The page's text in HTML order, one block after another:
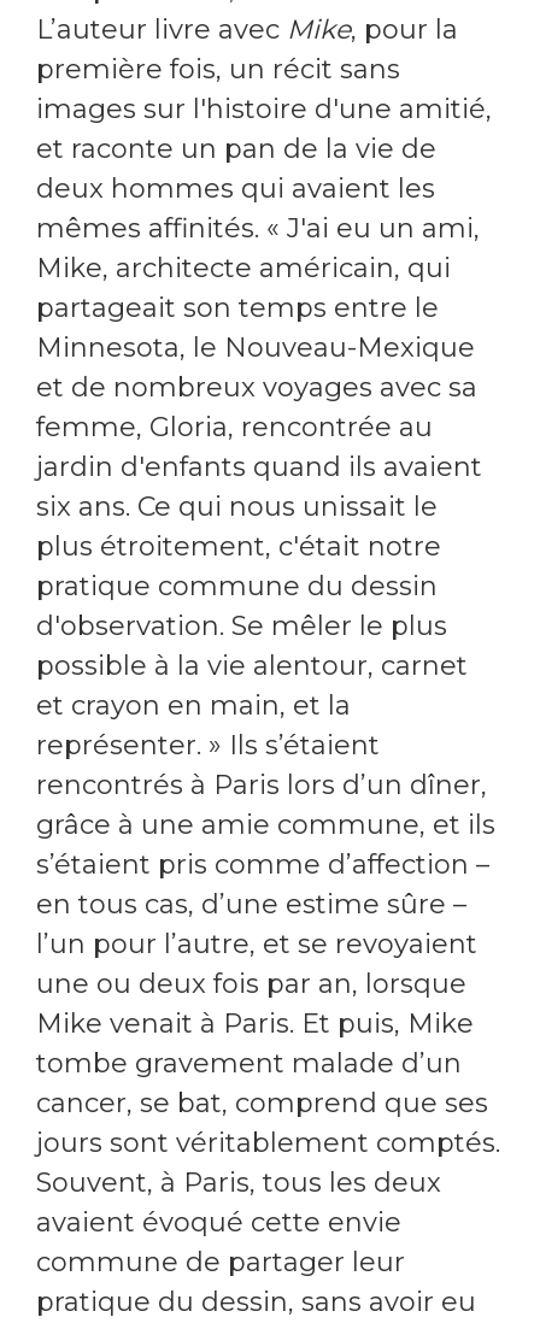
L’auteur livre avec Mike, pour la
première fois, un récit sans
images sur l'histoire d'une amitié,
et raconte un pan de la vie de
deux hommes qui avaient les
mêmes affinités. « J'ai eu un ami,
Mike, architecte américain, qui
partageait son temps entre le
Minnesota, le Nouveau-Mexique
et de nombreux voyages avec sa
femme, Gloria, rencontrée au
jardin d'enfants quand ils avaient
six ans. Ce qui nous unissait le
plus étroitement, c'était notre
pratique commune du dessin
d'observation. Se mêler le plus
possible à la vie alentour, carnet
et crayon en main, et la
représenter. » Ils s’étaient
rencontrés à Paris lors d’un dîner,
grâce à une amie commune, et ils
s’étaient pris comme d’affection –
en tous cas, d’une estime sûre –
l’un pour l’autre, et se revoyaient
une ou deux fois par an, lorsque
Mike venait à Paris. Et puis, Mike
tombe gravement malade d’un
cancer, se bat, comprend que ses
jours sont véritablement comptés.
Souvent, à Paris, tous les deux
avaient évoqué cette envie
commune de partager leur
pratique du dessin, sans avoir eu